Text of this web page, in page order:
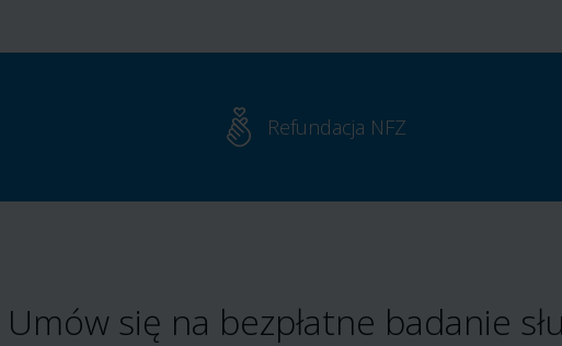
Refundacja NFZ
Umów się na bezpłatne badanie